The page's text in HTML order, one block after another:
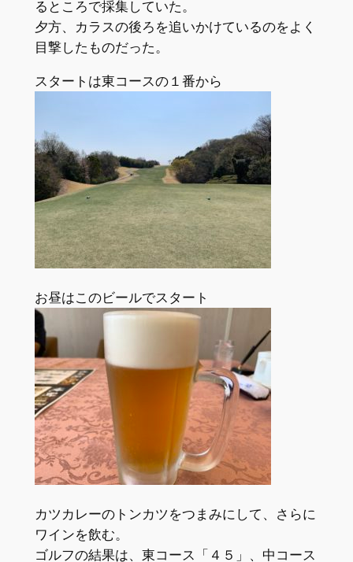
るところで採集していた。
夕方、カラスの後ろを追いかけているのをよく
目撃したものだった。
スタートは東コースの１番から
お昼はこのビールでスタート
カツカレーのトンカツをつまみにして、さらに
ワインを飲む。
ゴルフの結果は、東コース「４５」、中コース